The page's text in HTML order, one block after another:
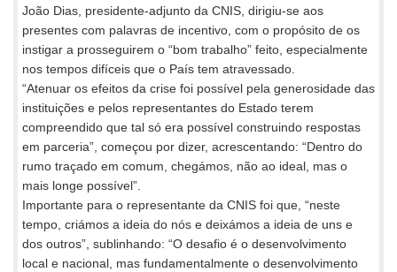
João Dias, presidente-adjunto da CNIS, dirigiu-se aos
presentes com palavras de incentivo, com o propósito de os
instigar a prosseguirem o “bom trabalho” feito, especialmente
nos tempos difíceis que o País tem atravessado.
“Atenuar os efeitos da crise foi possível pela generosidade das
instituições e pelos representantes do Estado terem
compreendido que tal só era possível construindo respostas
em parceria”, começou por dizer, acrescentando: “Dentro do
rumo traçado em comum, chegámos, não ao ideal, mas o
mais longe possível”.
Importante para o representante da CNIS foi que, “neste
tempo, criámos a ideia do nós e deixámos a ideia de uns e
dos outros”, sublinhando: “O desafio é o desenvolvimento
local e nacional, mas fundamentalmente o desenvolvimento